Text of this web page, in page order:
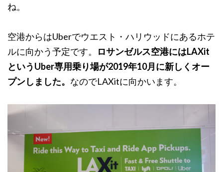
ね。
空港からはUberでウエスト・ハリウッドにあるホテ
ルに向かう予定です。
ロサンゼルス空港にはLAXit
というUber専用乗り場が2019年10月に新しくオー
プンしました。 なのでLAXitに向かいます。